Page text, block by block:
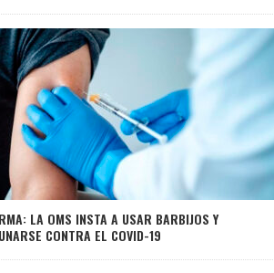
LA OMS INSTA A USAR BARBIJOS Y
CONTRA EL COVID-19